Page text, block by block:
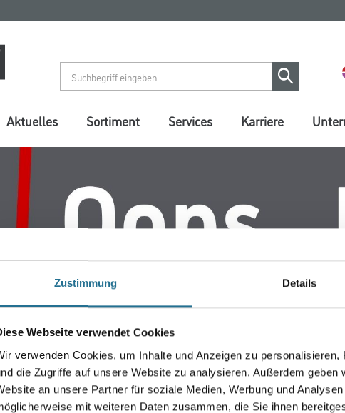
Zustimmung Details
Webseite verwendet Cookies
verwenden Cookies, um Inhalte und Anzeigen zu
die Zugriffe auf unsere Website zu analysieren. Außerdem
an unsere Partner für soziale Medien, Werbung und
mit weiteren Daten zusammen, die Sie ihnen
Aktuelles Sortiment Services Karriere